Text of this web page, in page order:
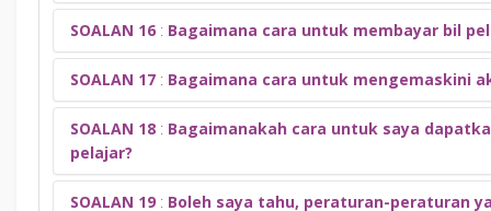
Kalendar Akademik UiTM
Borang permohonan penangguhan pembayaran yuran
Fees Deferment Online Application Form
Bagi pelajar pascasiswazah:
Sila layari laman Web berikut:edeferment IPSis
Saudara / saudari pelajar boleh mengemaskini maklumat
tajaan di seksyen 1 Maklumat Pendapatan.
Jawapan:
SOALAN 16 : Bagaimana cara untuk membayar bil
Jawapan:
SOALAN 17 : Bagaimana cara untuk mengemaskini
Jawapan:
SOALAN 18 : Bagaimanakah cara untuk saya
pelajar?
Jawapan:
SOALAN 19 : Boleh saya tahu, peraturan-peraturan